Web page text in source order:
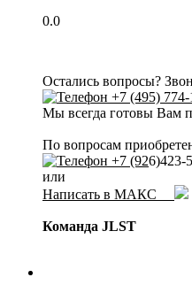
0.0
Остались вопросы?
+7 (495)
Мы всегда готовы Вам
По вопросам
+7 (926)423-
или
Написать в МАКС
Команда JLST